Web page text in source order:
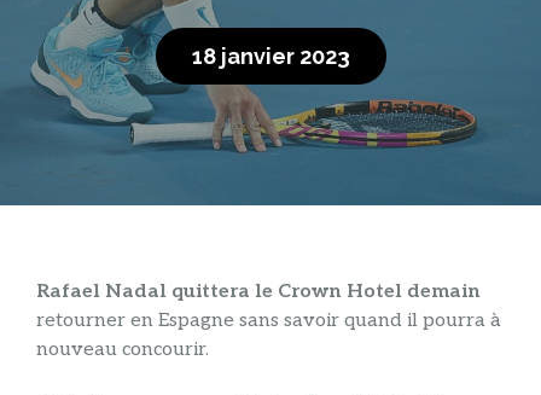
18 janvier 2023
Rafael Nadal quittera le Crown Hotel demain
retourner en Espagne sans savoir quand il pourra à
nouveau concourir.